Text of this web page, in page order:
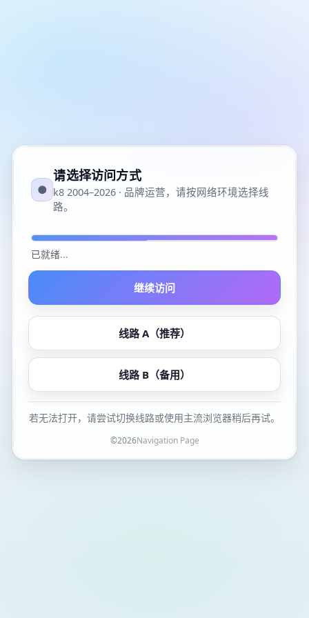
●
请选择访问方式
k8 2004–2026 · 品牌运营，请按网络环境选择线
路。
已就绪...
继续访问
线路 A（推荐）
线路 B（备用）
若无法打开，请尝试切换线路或使用主流浏览器稍后再试。
©2026Navigation Page